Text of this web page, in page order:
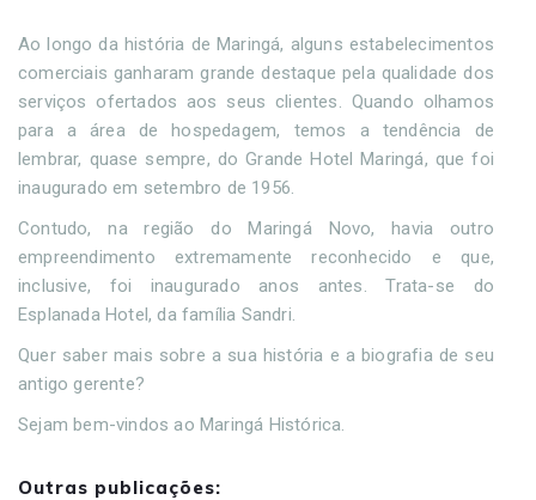
Ao longo da história de Maringá, alguns estabelecimentos
comerciais ganharam grande destaque pela qualidade dos
serviços ofertados aos seus clientes. Quando olhamos
para a área de hospedagem, temos a tendência de
lembrar, quase sempre, do Grande Hotel Maringá, que foi
inaugurado em setembro de 1956.
Contudo, na região do Maringá Novo, havia outro
empreendimento extremamente reconhecido e que,
inclusive, foi inaugurado anos antes. Trata-se do
Esplanada Hotel, da família Sandri.
Quer saber mais sobre a sua história e a biografia de seu
antigo gerente?
Sejam bem-vindos ao Maringá Histórica.
Outras publicações: